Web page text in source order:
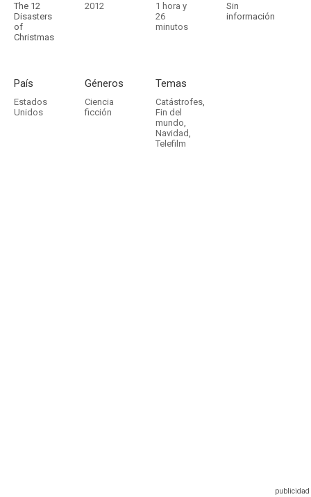
The 12
Disasters
of
Christmas
2012
1 hora y
26
minutos
Sin
información
País
Estados
Unidos
Géneros
Ciencia
ficción
Temas
Catástrofes,
Fin del
mundo,
Navidad,
Telefilm